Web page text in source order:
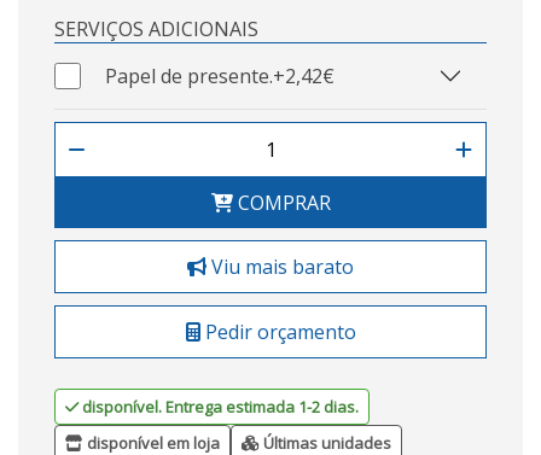
SERVIÇOS ADICIONAIS
Papel de presente.+2,42€
COMPRAR
Viu mais barato
Pedir orçamento
disponível. Entrega estimada 1-2 dias.
disponível em loja
Últimas unidades